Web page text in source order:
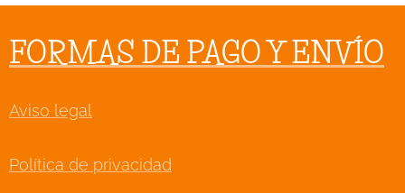
FORMAS DE PAGO Y ENVÍO
Aviso legal
Política de privacidad